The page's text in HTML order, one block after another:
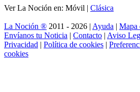
Ver La Noción en: Móvil | Clásica
La Noción ® 2011 - 2026 | Ayuda | Mapa
Envíanos tu Noticia | Contacto | Aviso
Privacidad | Política de cookies |
cookies